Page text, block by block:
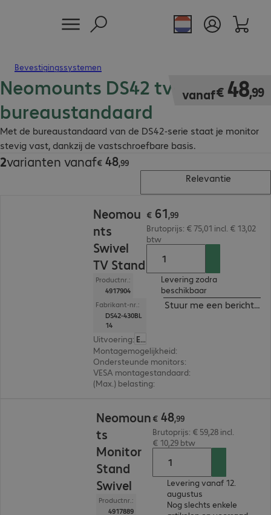
Bevestigingssystemen
Neomounts DS42 tv-
bureaustandaard
Met de bureaustandaard van de DS42-serie staat je monitor
stevig vast, dankzij de vastschroefbare basis.
vanaf€ 48,99
€ 48,99
2varianten vanaf€ 48,99
€ 48,99
Relevantie
Neomou
nts
Swivel
TV Stand
Productnr.:
4917904
Fabrikant-nr.:
DS42-430BL
14
Uitvoering: Europa
Montagemogelijkheid:
Ondersteunde monitors:
VESA montagestandaard:
(Max.) belasting:
€ 61,99
Brutoprijs: € 75,01 incl. € 13,02
btw
Levering zodra
beschikbaar
Stuur me een bericht
Neomoun
ts
Monitor
Stand
Swivel
Productnr.:
4917889
€ 48,99
Brutoprijs: € 59,28 incl.
€ 10,29 btw
Levering vanaf 12.
augustus
Nog slechts enkele